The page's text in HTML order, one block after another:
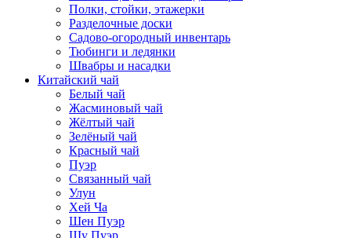
Полки, стойки, этажерки
Разделочные доски
Садово-огородный инвентарь
Тюбинги и ледянки
Швабры и насадки
Китайский чай
Белый чай
Жасминовый чай
Жёлтый чай
Зелёный чай
Красный чай
Пуэр
Связанный чай
Улун
Хей Ча
Шен Пуэр
Шу Пуэр